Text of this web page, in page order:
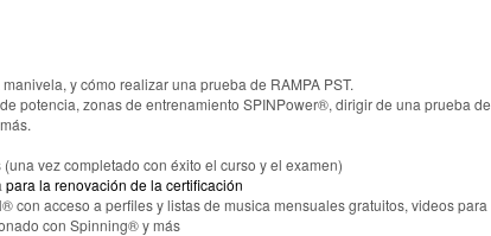
y cómo realizar una prueba de RAMPA PST.
potencia, zonas de entrenamiento SPINPower®, dirigir de una prueba de
vez completado con éxito el curso y el examen)
para la renovación de la certificación
con acceso a perfiles y listas de musica mensuales gratuitos, videos para
con Spinning® y más